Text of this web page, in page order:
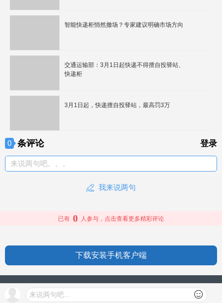
智能快递柜悄然撤场？专家建议明确市场方向
交通运输部：3月1日起快递不得擅自投驿站、
快递柜
3月1日起，快递擅自投驿站，最高罚3万
0 条评论 登录
来说两句吧。。。
我来说两句
来说两句吧...
已有 0 人参与，点击查看更多精彩评论
下载安装手机客户端
授权信息